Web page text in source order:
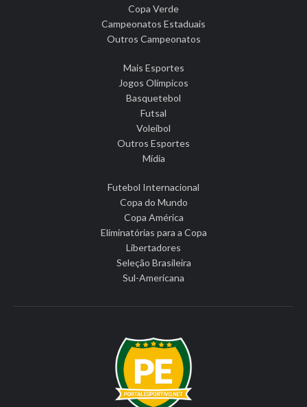
Copa Verde
Campeonatos Estaduais
Outros Campeonatos
Mais Esportes
Jogos Olímpicos
Basquetebol
Futsal
Voleibol
Outros Esportes
Mídia
Futebol Internacional
Copa do Mundo
Copa América
Eliminatórias para a Copa
Libertadores
Seleção Brasileira
Sul-Americana